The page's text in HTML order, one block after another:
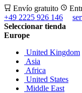
Envío gratuito
+49 2225 926 146
Seleccionar tienda
Europe
United Kingdom
Asia
Africa
United States
Middle East